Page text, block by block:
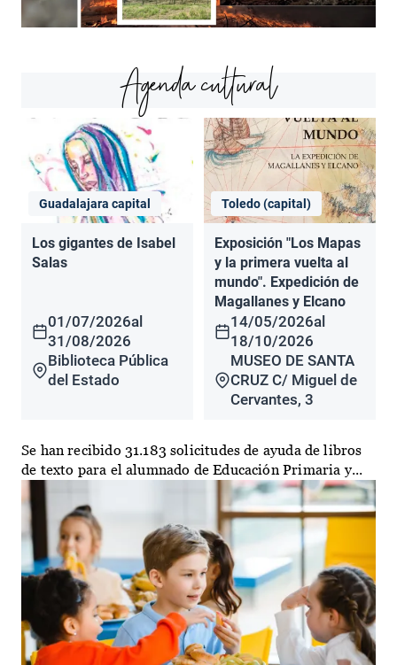
Agenda cultural
Guadalajara capital
Los gigantes de Isabel
Salas
01/07/2026al
31/08/2026
Biblioteca Pública
del Estado
Toledo (capital)
Exposición "Los Mapas
y la primera vuelta al
mundo". Expedición de
Magallanes y Elcano
14/05/2026al
18/10/2026
MUSEO DE SANTA
CRUZ C/ Miguel de
Cervantes, 3
Se han recibido 31.183 solicitudes de ayuda de libros
de texto para el alumnado de Educación Primaria y...